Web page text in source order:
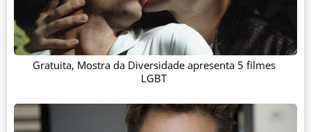
Gratuita, Mostra da Diversidade apresenta 5 filmes
LGBT